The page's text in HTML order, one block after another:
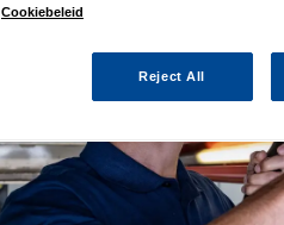
Cookiebeleid
Reject All